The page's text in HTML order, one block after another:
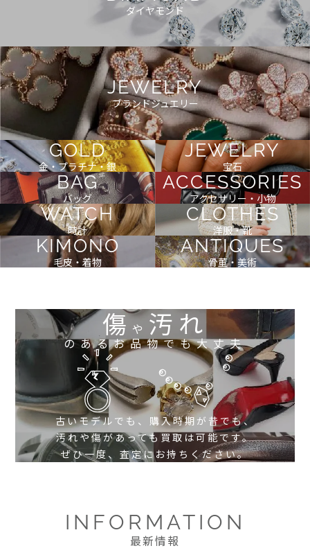
ダイヤモンド
JEWELRY
ブランドジュエリー
GOLD
金・プラチナ・銀
JEWELRY
宝石
BAG
バッグ
ACCESSORIES
アクセサリー・小物
WATCH
時計
CLOTHES
洋服・靴
KIMONO
毛皮・着物
ANTIQUES
骨董・美術
傷や 汚れ
のあるお品物でも大丈夫
古いモデルでも、購入時期が昔でも、
汚れや傷があっても買取は可能です。
ぜひ一度、査定にお持ちください。
INFORMATION
最新情報